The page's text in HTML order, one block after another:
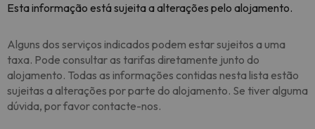
Esta informação está sujeita a alterações pelo alojamento.
Alguns dos serviços indicados podem estar sujeitos a uma
taxa. Pode consultar as tarifas diretamente junto do
alojamento. Todas as informações contidas nesta lista estão
sujeitas a alterações por parte do alojamento. Se tiver alguma
dúvida, por favor contacte-nos.